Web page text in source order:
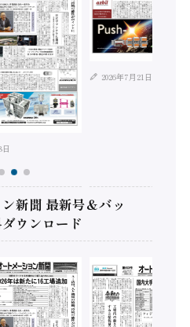
2026年7月21日
新聞 最新号＆バッ
ウンロード